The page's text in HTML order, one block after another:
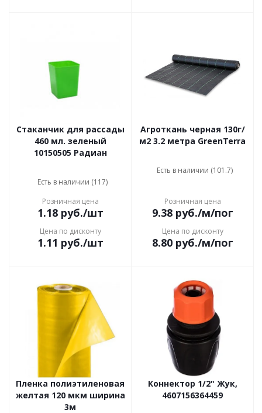
Стаканчик для рассады
460 мл. зеленый
10150505 Радиан
Есть в наличии (117)
Розничная цена
1.18руб./шт
Цена по дисконту
1.11 руб./шт
Агроткань черная 130г/
м2 3.2 метра GreenTerra
Есть в наличии (101.7)
Розничная цена
9.38руб./м/пог
Цена по дисконту
8.80руб./м/пог
Пленка полиэтиленовая
желтая 120 мкм ширина
3м
Коннектор 1/2" Жук,
4607156364459